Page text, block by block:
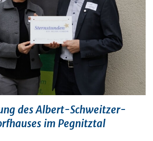
des Albert-Schweitzer-
im Pegnitztal